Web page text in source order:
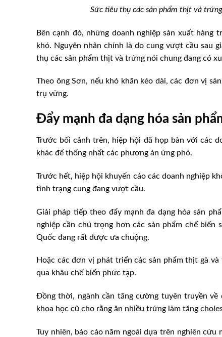
Sức tiêu thụ các sản phẩm thịt và
Bên cạnh đó, những doanh nghiệp sản xuất hàng
khó. Nguyên nhân chính là do cung vượt cầu sau
thụ các sản phẩm thịt và trứng nói chung đang có
Theo ông Sơn, nếu khó khăn kéo dài, các đơn vị
trụ vững.
Đẩy mạnh đa dạng hóa sản
Trước bối cảnh trên, hiệp hội đã họp bàn với các
khác để thống nhất các phương án ứng phó.
Trước hết, hiệp hội khuyến cáo các doanh nghiệp
tình trạng cung đang vượt cầu.
Giải pháp tiếp theo đẩy mạnh đa dạng hóa sản
nghiệp cần chú trọng hơn các sản phẩm chế
Quốc đang rất được ưa chuộng.
Hoặc các đơn vị phát triển các sản phẩm thịt gà
qua khâu chế biến phức tạp.
Đồng thời, ngành cần tăng cường tuyên truyền
khoa học cũ cho rằng ăn nhiều trứng làm tăng
Tuy nhiên, báo cáo năm ngoái dựa trên nghiên